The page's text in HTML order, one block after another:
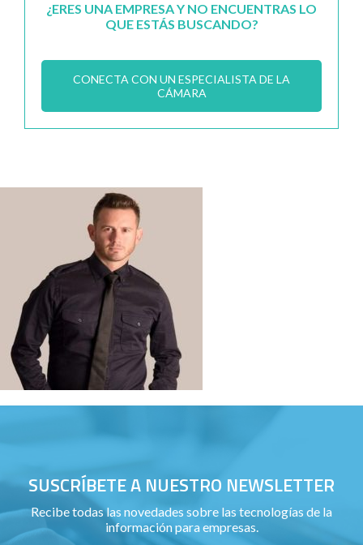
¿ERES UNA EMPRESA Y NO ENCUENTRAS LO
QUE ESTÁS BUSCANDO?
CONECTA CON UN ESPECIALISTA DE LA
CÁMARA
SUSCRÍBETE A NUESTRO NEWSLETTER
Recibe todas las novedades sobre las tecnologías de la
información para empresas.